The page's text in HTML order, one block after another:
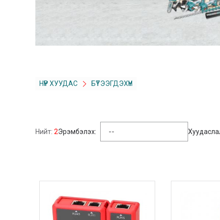
НҮҮР ХУУДАС БҮТЭЭГДЭХҮҮН
Нийт: 2Эрэмбэлэх: